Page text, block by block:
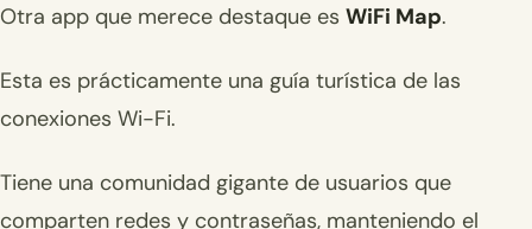
Otra app que merece destaque es WiFi Map.
Esta es prácticamente una guía turística de las
conexiones Wi-Fi.
Tiene una comunidad gigante de usuarios que
comparten redes y contraseñas, manteniendo el